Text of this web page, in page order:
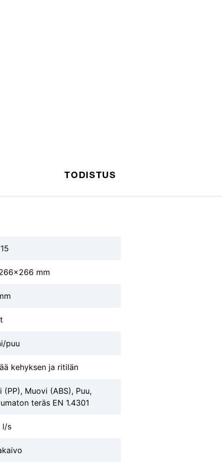
TODISTUS
mm
puu
kehyksen ja ritilän
(PP), Muovi (ABS), Puu,
teräs EN 1.4301
l/s